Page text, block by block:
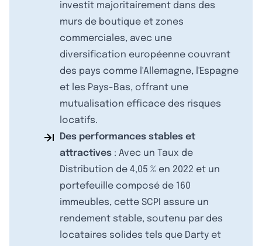
investit majoritairement dans des
murs de boutique et zones
commerciales, avec une
diversification européenne couvrant
des pays comme l'Allemagne, l'Espagne
et les Pays-Bas, offrant une
mutualisation efficace des risques
locatifs.
Des performances stables et
attractives : Avec un Taux de
Distribution de 4,05 % en 2022 et un
portefeuille composé de 160
immeubles, cette SCPI assure un
rendement stable, soutenu par des
locataires solides tels que Darty et